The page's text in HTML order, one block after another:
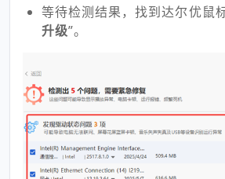
等待检测结果，找到达尔优鼠
升级”。